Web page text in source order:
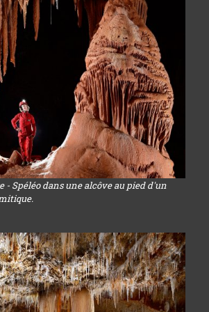
- Spéléo dans une alcôve au pied d'un